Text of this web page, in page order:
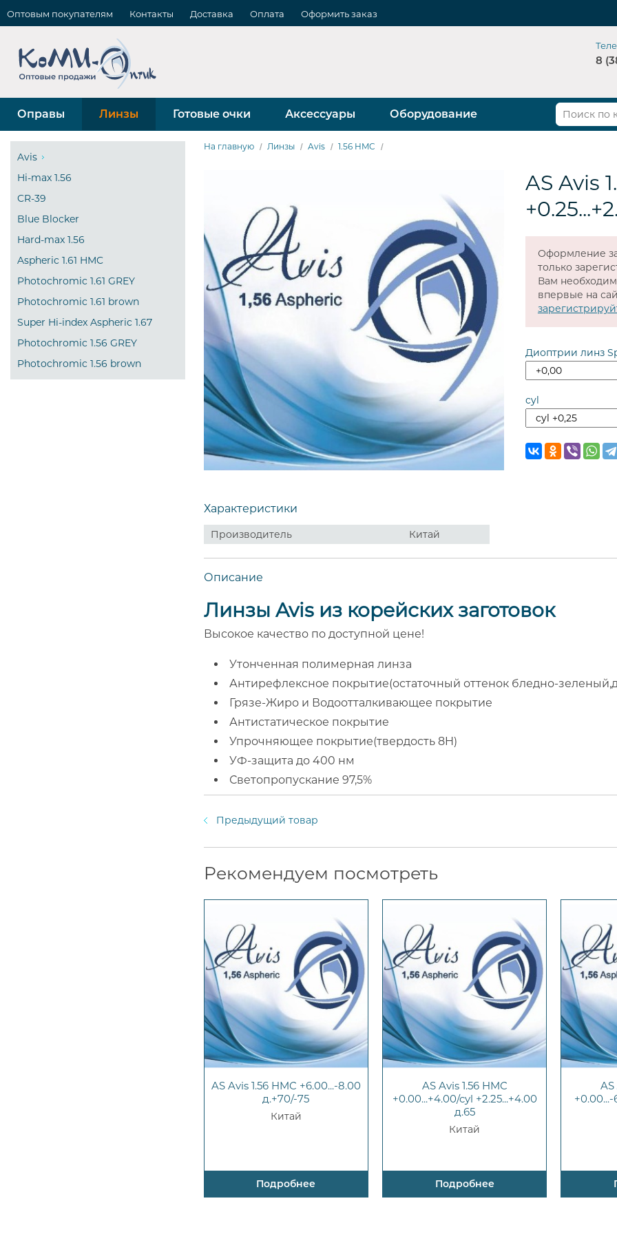
Оптовым покупателям Контакты Доставка Оплата Оформить заказ
8
Оправы Линзы Готовые очки Аксессуары Оборудование
Avis
Hi-max 1.56
CR-39
Blue Blocker
Hard-max 1.56
Aspheric 1.61 HMC
Photochromic 1.61 GREY
Photochromic 1.61 brown
Super Hi-index Aspheric 1.67
Photochromic 1.56 GREY
Photochromic 1.56 brown
На главную Линзы Avis 1.56 HMC
AS Avis
Оформление
только
Вам
впервые на
Диоптрии линз
cyl
Характеристики
Производитель Китай
Описание
Линзы Avis из корейских заготовок
Высокое качество по доступной цене!
Утонченная полимерная линза
Антирефлексное покрытие(остаточный оттенок бледно-
Грязе-Жиро и Водоотталкивающее покрытие
Антистатическое покрытие
Упрочняющее покрытие(твердость 8H)
УФ-защита до 400 нм
Светопропускание 97,5%
Предыдущий товар
Рекомендуем посмотреть
AS Avis 1.56 HMC +6.00...-8.00
д.+70/-75
Китай
Подробнее
AS Avis 1.56 HMC
+0.00...+4.00/cyl +2.25...+4.00
д.65
Китай
Подробнее
AS